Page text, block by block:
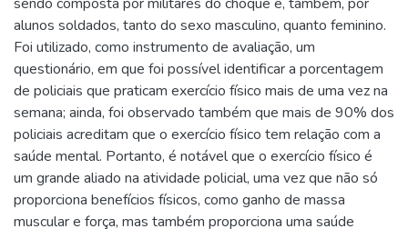
alunos soldados, tanto do sexo masculino, quanto feminino.
Foi utilizado, como instrumento de avaliação, um
questionário, em que foi possível identificar a porcentagem
de policiais que praticam exercício físico mais de uma vez na
semana; ainda, foi observado também que mais de 90% dos
policiais acreditam que o exercício físico tem relação com a
saúde mental. Portanto, é notável que o exercício físico é
um grande aliado na atividade policial, uma vez que não só
proporciona benefícios físicos, como ganho de massa
muscular e força, mas também proporciona uma saúde